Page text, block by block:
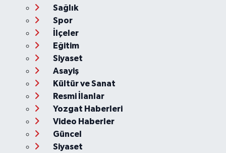
Sağlık
Spor
İlçeler
Eğitim
Siyaset
Asayiş
Kültür ve Sanat
Resmi İlanlar
Yozgat Haberleri
Video Haberler
Güncel
Siyaset